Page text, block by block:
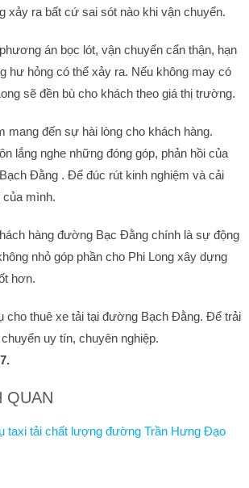
xảy ra bất cứ sai sót nào khi vận chuyển.
án bọc lót, vận chuyển cẩn thận, hạn
hư hỏng có thể xảy ra. Nếu không may có
sẽ đền bù cho khách theo giá thị trường.
mang đến sự hài lòng cho khách hàng.
lắng nghe những đóng góp, phản hồi của
Đằng . Để đúc rút kinh nghiệm và cải
của mình.
hàng đường Bạc Đằng chính là sự động
nhỏ góp phần cho Phi Long xây dựng
hơn.
cho thuê xe tải tại đường Bạch Đằng. Để trải
uy tín, chuyên nghiệp.
QUAN
taxi tải chất lượng đường Trần Hưng Đạo